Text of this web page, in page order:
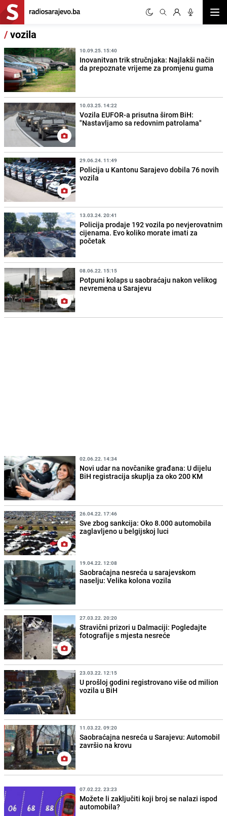
/vozila
10.09.25. 15:40
Inovanitvan trik stručnjaka: Najlakši način
da prepoznate vrijeme za promjenu guma
10.03.25. 14:22
Vozila EUFOR-a prisutna širom BiH:
"Nastavljamo sa redovnim patrolama"
29.06.24. 11:49
Policija u Kantonu Sarajevo dobila 76 novih
vozila
13.03.24. 20:41
Policija prodaje 192 vozila po nevjerovatnim
cijenama. Evo koliko morate imati za
početak
08.06.22. 15:15
Potpuni kolaps u saobraćaju nakon velikog
nevremena u Sarajevu
02.06.22. 14:34
Novi udar na novčanike građana: U dijelu
BiH registracija skuplja za oko 200 KM
26.04.22. 17:46
Sve zbog sankcija: Oko 8.000 automobila
zaglavljeno u belgijskoj luci
19.04.22. 12:08
Saobraćajna nesreća u sarajevskom
naselju: Velika kolona vozila
27.03.22. 20:20
Stravični prizori u Dalmaciji: Pogledajte
fotografije s mjesta nesreće
23.03.22. 12:15
U prošloj godini registrovano više od milion
vozila u BiH
11.03.22. 09:20
Saobraćajna nesreća u Sarajevu: Automobil
završio na krovu
07.02.22. 23:23
Možete li zaključiti koji broj se nalazi ispod
automobila?